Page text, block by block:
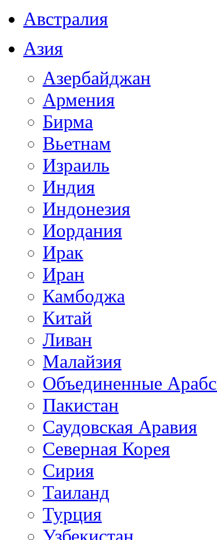
Австралия
Азия
Азербайджан
Армения
Бирма
Вьетнам
Израиль
Индия
Индонезия
Иордания
Ирак
Иран
Камбоджа
Китай
Ливан
Малайзия
Объединенные
Пакистан
Саудовская Аравия
Северная Корея
Сирия
Таиланд
Турция